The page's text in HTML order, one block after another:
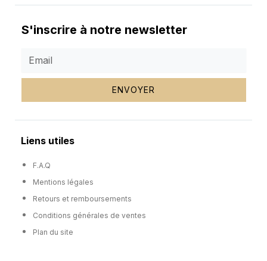
S'inscrire à notre newsletter
ENVOYER
Liens utiles
F.A.Q
Mentions légales
Retours et remboursements
Conditions générales de ventes
Plan du site